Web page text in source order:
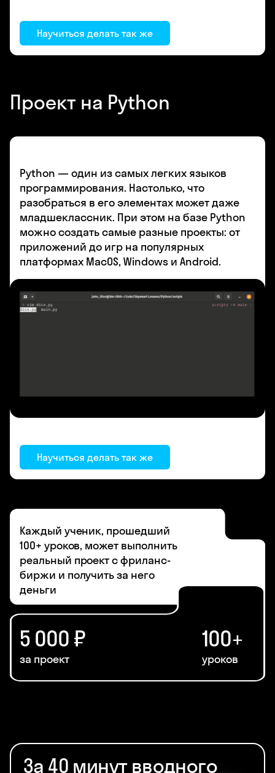
Научиться делать так же
Проект на Python
Python — один из самых легких языков
программирования. Настолько, что
разобраться в его элементах может даже
младшеклассник. При этом на базе Python
можно создать самые разные проекты: от
приложений до игр на популярных
платформах MacOS, Windows и Android.
Научиться делать так же
Каждый ученик, прошедший
100+ уроков, может выполнить
реальный проект с фриланс-
биржи и получить за него
деньги
5 000 ₽
за проект
100+
уроков
За 40 минут вводного